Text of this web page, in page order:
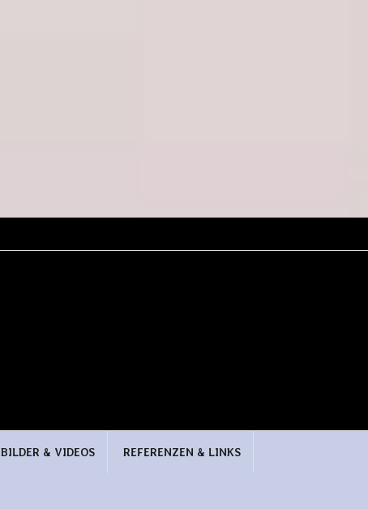
BILDER & VIDEOS REFERENZEN & LINKS